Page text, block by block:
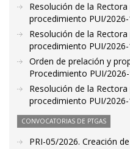
Resolución de la
procedimiento PUI/
Resolución de la
procedimiento PUI/
Orden de prelación y
Procedimiento PUI/
Resolución de la
procedimiento PUI/
CONVOCATORIAS DE PTGAS
PRI-05/2026. Creación